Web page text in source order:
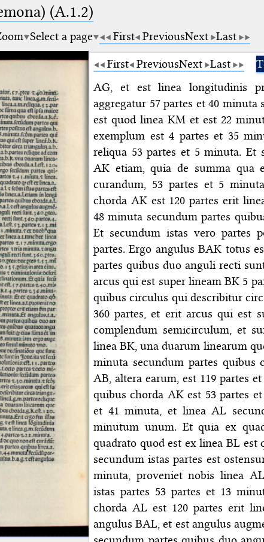
(A.1.2)
Select a page First PreviousNext Last
First PreviousNext Last
AG, et est linea longitudinis
aggregatur 57 partes et 40
est quod linea KM et est 22
exemplum est 4 partes et 35
reliqua 53 partes et 5 minuta. Et
AK etiam, quia de summa qua
curandum, 53 partes et 5
chorda AK est 120 partes erit
48 minuta secundum partes
Et secundum istas vero partes
partes. Ergo angulus BAK totus
partes quibus duo anguli recti
arcus qui est super lineam BK 5
quibus circulus qui describitur
360 partes, et erit arcus qui est
complendum semicirculum, et
linea BK, una duarum linearum
minuta secundum partes quibus
AB, altera earum, est 119 partes
quibus chorda AK est 53 partes
et 41 minuta, et linea AL
minutum unum. Et quia ex
quadrato quod est ex linea BL
secundum istas partes est
minuta, proveniet nobis linea
istas partes 53 partes et 13
chorda AL est 120 partes erit
angulus BAL, et est angulus